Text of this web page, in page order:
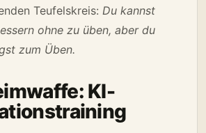
Teufelskreis: Du kannst
ohne zu üben, aber du
zum Üben.
KI-